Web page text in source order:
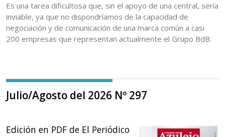
Es una tarea dificultosa que, sin el apoyo de una central, sería
inviable, ya que no dispondríamos de la capacidad de
negociación y de comunicación de una marca común a casi
200 empresas que representan actualmente el Grupo BdB.
Julio/Agosto del 2026 Nº 297
Edición en PDF de El Periódico